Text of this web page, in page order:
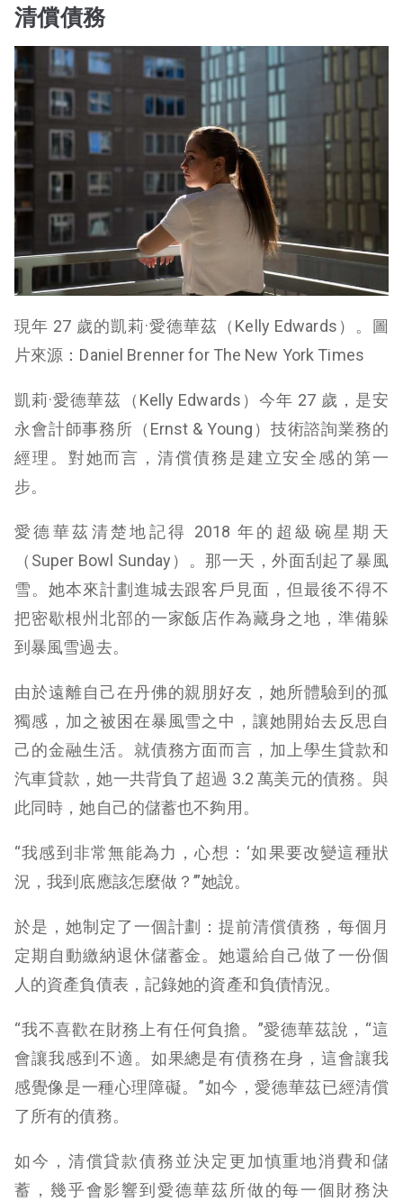
清償債務
現年 27 歲的凱莉·愛德華茲（Kelly Edwards）。圖
片來源：Daniel Brenner for The New York Times
凱莉·愛德華茲（Kelly Edwards）今年 27 歲，是安
永會計師事務所（Ernst & Young）技術諮詢業務的
經理。對她而言，清償債務是建立安全感的第一
步。
愛德華茲清楚地記得 2018 年的超級碗星期天
（Super Bowl Sunday）。那一天，外面刮起了暴風
雪。她本來計劃進城去跟客戶見面，但最後不得不
把密歇根州北部的一家飯店作為藏身之地，準備躲
到暴風雪過去。
由於遠離自己在丹佛的親朋好友，她所體驗到的孤
獨感，加之被困在暴風雪之中，讓她開始去反思自
己的金融生活。就債務方面而言，加上學生貸款和
汽車貸款，她一共背負了超過 3.2 萬美元的債務。與
此同時，她自己的儲蓄也不夠用。
“我感到非常無能為力，心想：‘如果要改變這種狀
況，我到底應該怎麼做？’”她說。
於是，她制定了一個計劃：提前清償債務，每個月
定期自動繳納退休儲蓄金。她還給自己做了一份個
人的資產負債表，記錄她的資產和負債情況。
“我不喜歡在財務上有任何負擔。”愛德華茲說，“這
會讓我感到不適。如果總是有債務在身，這會讓我
感覺像是一種心理障礙。”如今，愛德華茲已經清償
了所有的債務。
如今，清償貸款債務並決定更加慎重地消費和儲
蓄，幾乎會影響到愛德華茲所做的每一個財務決